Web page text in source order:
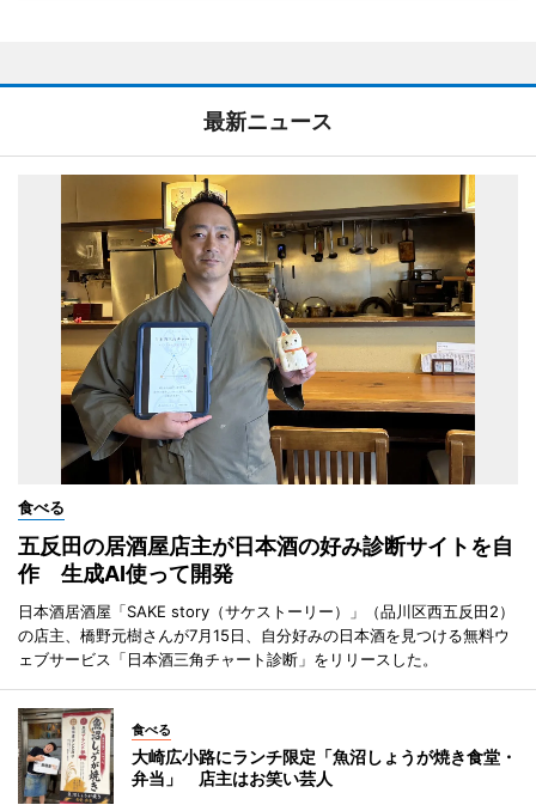
最新ニュース
食べる
五反田の居酒屋店主が日本酒の好み診断サイトを自
作 生成AI使って開発
日本酒居酒屋「SAKE story（サケストーリー）」（品川区西五反田2）
の店主、橋野元樹さんが7月15日、自分好みの日本酒を見つける無料ウ
ェブサービス「日本酒三角チャート診断」をリリースした。
食べる
大崎広小路にランチ限定「魚沼しょうが焼き食堂・
弁当」 店主はお笑い芸人